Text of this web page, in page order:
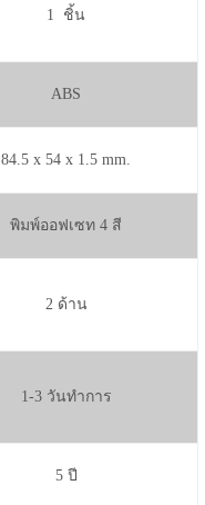
1 ชิ้น
ABS
84.5 x 54 x 1.5 mm.
พิมพ์ออฟเซท 4 สี
2 ด้าน
1-3 วันทำการ
5 ปี